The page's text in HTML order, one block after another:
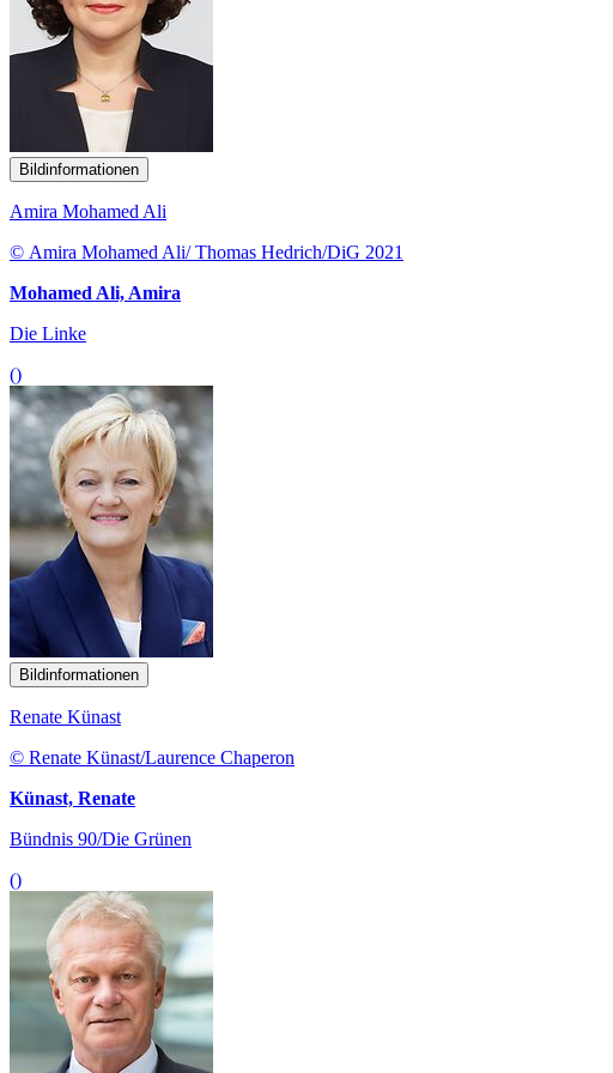
Bildinformationen
Amira Mohamed Ali
© Amira Mohamed Ali/ Thomas Hedrich/DiG 2021
Mohamed Ali, Amira
Die Linke
()
Bildinformationen
Renate Künast
© Renate Künast/Laurence Chaperon
Künast, Renate
Bündnis 90/Die Grünen
()